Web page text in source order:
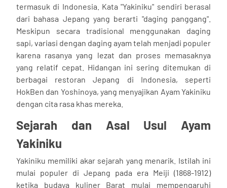
termasuk di Indonesia. Kata "Yakiniku" sendiri berasal
dari bahasa Jepang yang berarti "daging panggang".
Meskipun secara tradisional menggunakan daging
sapi, variasi dengan daging ayam telah menjadi populer
karena rasanya yang lezat dan proses memasaknya
yang relatif cepat. Hidangan ini sering ditemukan di
berbagai restoran Jepang di Indonesia, seperti
HokBen dan Yoshinoya, yang menyajikan Ayam Yakiniku
dengan cita rasa khas mereka.
Sejarah dan Asal Usul Ayam
Yakiniku
Yakiniku memiliki akar sejarah yang menarik. Istilah ini
mulai populer di Jepang pada era Meiji (1868-1912)
ketika budaya kuliner Barat mulai mempengaruhi